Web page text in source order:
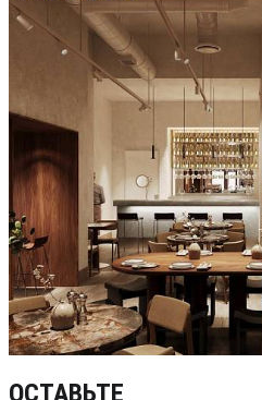
ОСТАВЬТЕ